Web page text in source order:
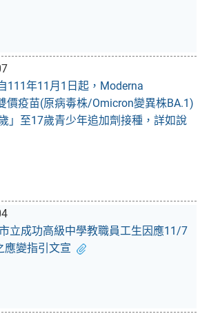
111年11月1日起，Moderna
價疫苗(原病毒株/Omicron變異株BA.1)
」至17歲青少年追加劑接種，詳如說
立成功高級中學教職員工生因應11/7
應變指引文宣